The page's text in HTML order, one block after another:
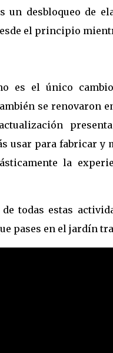
un desbloqueo de
el principio
es el único
se renovaron
usar para fabricar y
la
todas estas
pases en el jardín